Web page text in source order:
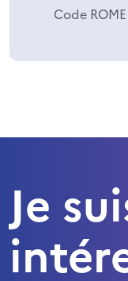
Code ROME
Je